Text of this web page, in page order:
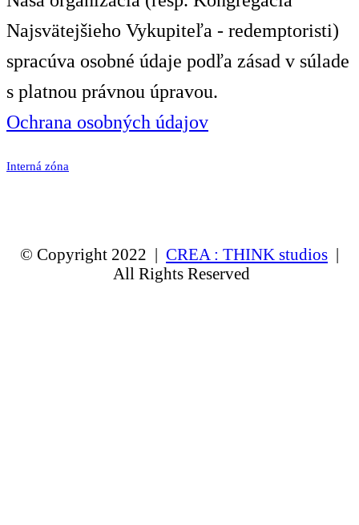
Najsvätejšieho Vykupiteľa - redemptoristi)
spracúva osobné údaje podľa zásad v súlade
s platnou právnou úpravou.
Ochrana osobných údajov
Interná zóna
© Copyright 2022 | CREA : THINK studios |
All Rights Reserved